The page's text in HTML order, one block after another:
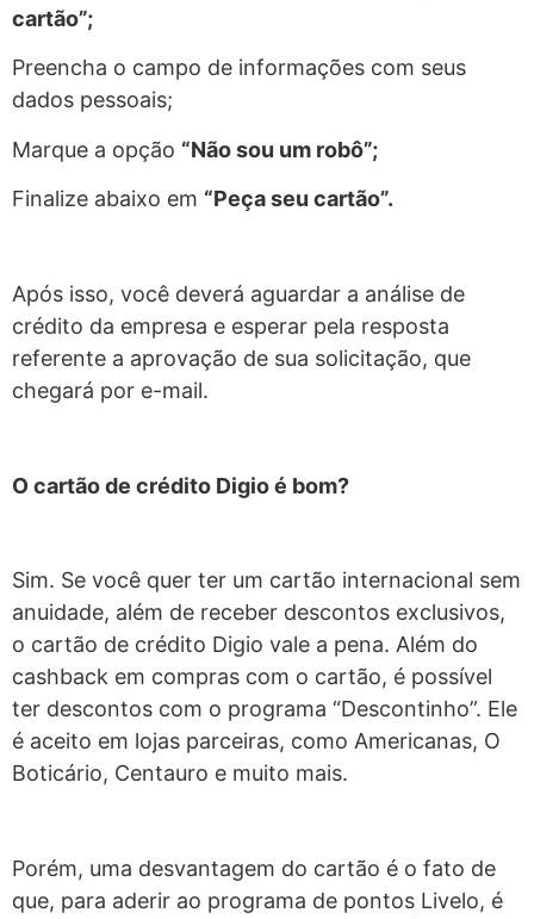
cartão”;
Preencha o campo de informações com seus
dados pessoais;
Marque a opção “Não sou um robô”;
Finalize abaixo em “Peça seu cartão”.
Após isso, você deverá aguardar a análise de
crédito da empresa e esperar pela resposta
referente a aprovação de sua solicitação, que
chegará por e-mail.
O cartão de crédito Digio é bom?
Sim. Se você quer ter um cartão internacional sem
anuidade, além de receber descontos exclusivos,
o cartão de crédito Digio vale a pena. Além do
cashback em compras com o cartão, é possível
ter descontos com o programa “Descontinho”. Ele
é aceito em lojas parceiras, como Americanas, O
Boticário, Centauro e muito mais.
Porém, uma desvantagem do cartão é o fato de
que, para aderir ao programa de pontos Livelo, é